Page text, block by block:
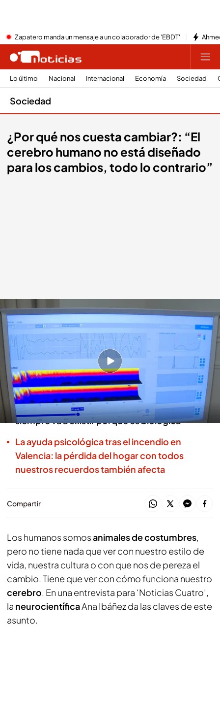
Zapatero manda un mensaje a un colaborador de 'EBDT'
Lo último Nacional Internacional Economía Sociedad
Sociedad
¿Por qué nos cuesta cambiar?: “El
cerebro humano no está diseñado
para los cambios, todo lo contrario”
Una pantalla que muestra ejercicios y frecuencias para el cerebro
Redacción digital Noticias Cuatro
06 MAR 2024 - 10:00h.
Ana Ibáñez: "Si nuestro cerebro tiene un lema
es 'yo quiero que sobrevivas'"
Ana Ibáñez: "La resistencia frente a algo nuevo
siempre va a existir porque es biológica"
La ayuda psicológica tras el incendio en
Valencia: la pérdida del hogar con todos
nuestros recuerdos también afecta
Compartir
Los humanos somosanimales de costumbres,
pero no tiene nada que ver con nuestro estilo de
vida, nuestra cultura o con que nos de pereza el
cambio. Tiene que ver con cómo funciona nuestro
cerebro. En una entrevista para ‘Noticias Cuatro’,
la neurocientíficaAna Ibáñez da las claves de este
asunto.